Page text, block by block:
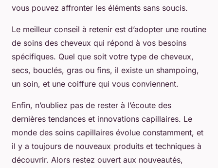
vous pouvez affronter les éléments sans soucis.
Le meilleur conseil à retenir est d’adopter une routine
de soins des cheveux qui répond à vos besoins
spécifiques. Quel que soit votre type de cheveux,
secs, bouclés, gras ou fins, il existe un shampoing,
un soin, et une coiffure qui vous conviennent.
Enfin, n’oubliez pas de rester à l’écoute des
dernières tendances et innovations capillaires. Le
monde des soins capillaires évolue constamment, et
il y a toujours de nouveaux produits et techniques à
découvrir. Alors restez ouvert aux nouveautés,